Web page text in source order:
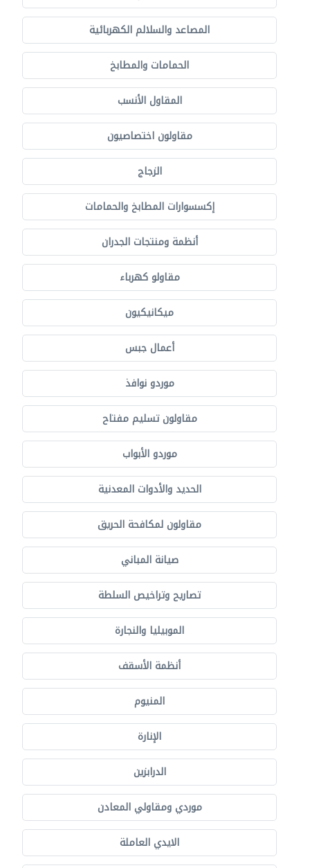
المصاعد والسلالم الكهربائية
الحمامات والمطابخ
المقاول الأنسب
مقاولون اختصاصيون
الزجاج
إكسسوارات المطابخ والحمامات
أنظمة ومنتجات الجدران
مقاولو كهرباء
ميكانيكيون
أعمال جبس
موردو نوافذ
مقاولون تسليم مفتاح
موردو الأبواب
الحديد والأدوات المعدنية
مقاولون لمكافحة الحريق
صيانة المباني
تصاريح وتراخيص السلطة
الموبيليا والنجارة
أنظمة الأسقف
المنيوم
الإنارة
الدرابزين
موردي ومقاولي المعادن
الايدي العاملة